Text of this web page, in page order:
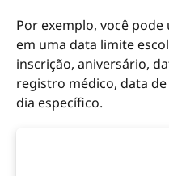
Por exemplo, você
em uma data limite
inscrição, aniversário,
registro médico, data
dia específico.